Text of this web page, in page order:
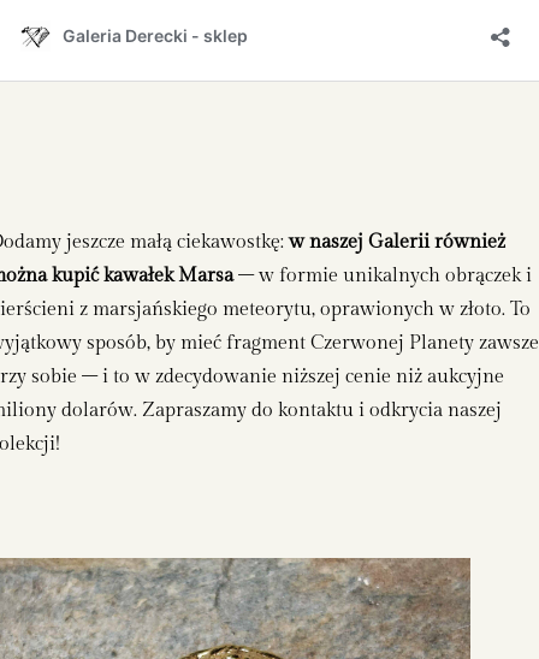
jeszcze małą ciekawostkę:w naszej Galerii również
kupić kawałek Marsa– w formie unikalnych obrączek i
z marsjańskiego meteorytu, oprawionych w złoto. To
sposób, by mieć fragment Czerwonej Planety zawsze
sobie – i to w zdecydowanie niższej cenie niż aukcyjne
dolarów. Zapraszamy do kontaktu i odkrycia naszej